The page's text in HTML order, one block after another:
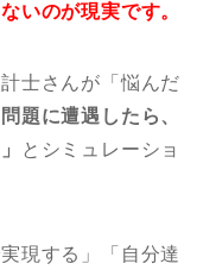
いのが現実です。
士さんが「悩んだ
題に遭遇したら、
とシミュレーショ
現する」「自分達